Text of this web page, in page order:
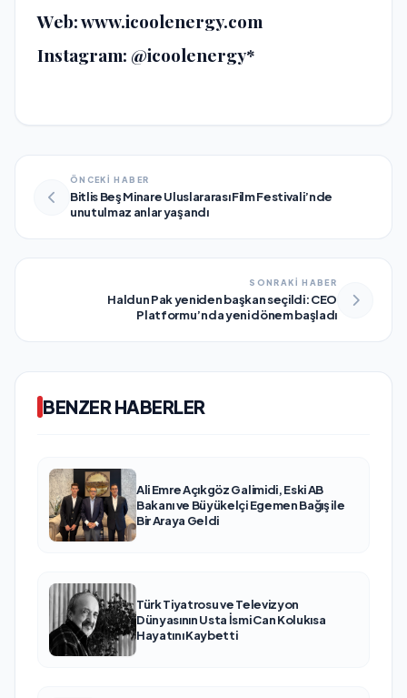
Web: www.icoolenergy.com
Instagram: @icoolenergy*
ÖNCEKİ HABER
Bitlis Beş Minare Uluslararası Film Festivali’nde
unutulmaz anlar yaşandı
SONRAKİ HABER
Haldun Pak yeniden başkan seçildi: CEO
Platformu’nda yeni dönem başladı
BENZER HABERLER
Ali Emre Açıkgöz Galimidi, Eski AB
Bakanı ve Büyükelçi Egemen Bağış ile
Bir Araya Geldi
Türk Tiyatrosu ve Televizyon
Dünyasının Usta İsmi Can Kolukısa
Hayatını Kaybetti